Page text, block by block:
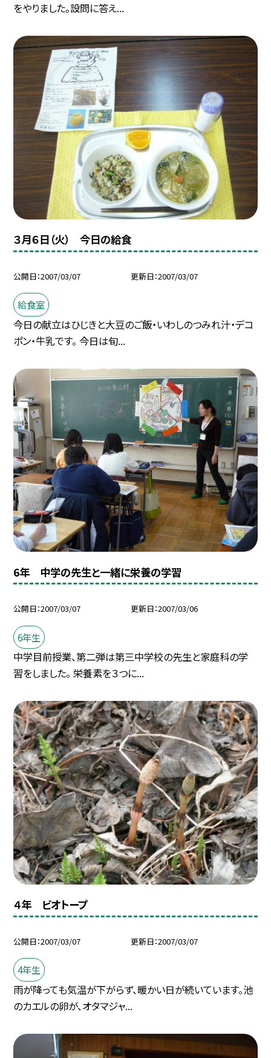
をやりました。設問に答え...
３月６日（火） 今日の給食
公開日 2007/03/07 更新日 2007/03/07
給食室
今日の献立はひじきと大豆のご飯・いわしのつみれ汁・デコ
ポン・牛乳です。 今日は旬...
6年 中学の先生と一緒に栄養の学習
公開日 2007/03/07 更新日 2007/03/06
6年生
中学目前授業、第二弾は第三中学校の先生と家庭科の学
習をしました。 栄養素を３つに...
４年 ビオトープ
公開日 2007/03/07 更新日 2007/03/07
4年生
雨が降っても気温が下がらず、暖かい日が続いています。池
のカエルの卵が、オタマジャ...